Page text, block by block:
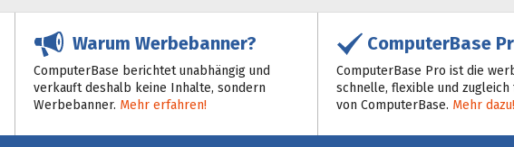
Warum Werbebanner?
ComputerBase berichtet unabhängig und
verkauft deshalb keine Inhalte, sondern
Werbebanner. Mehr erfahren!
ComputerBase
ComputerBase Pro ist die
schnelle, flexible und zugleich
von ComputerBase. Mehr dazu!